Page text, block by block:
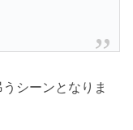
シーンとなりま